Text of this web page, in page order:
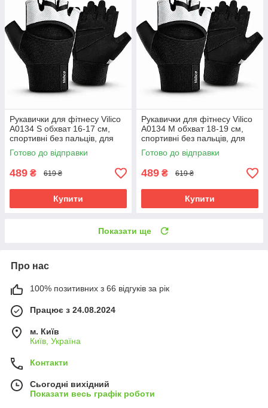
Рукавички для фітнесу Vilico
А0134 S обхват 16-17 см,
спортивні без пальців, для
тренажерного залу та
силових тренувань, сірі
Готово до відправки
489 ₴ 619 ₴
Купити
Рукавички для фітнесу Vilico
А0134 M обхват 18-19 см,
спортивні без пальців, для
тренажерного залу та
силових тренувань, сірі
Готово до відправки
489 ₴ 619 ₴
Купити
Показати ще
Про нас
100% позитивних з 66 відгуків за рік
Працює з 24.08.2024
м. Київ
Київ, Україна
Контакти
Сьогодні вихідний
Показати весь графік роботи